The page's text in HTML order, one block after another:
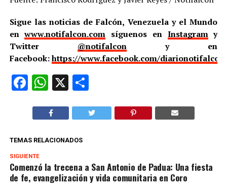
Sigue las noticias de Falcón, Venezuela y el Mundo
enwww.notifalcon.com síguenos en Instagramy
Twitter @notifalcony en
Facebook:https://www.facebook.com/
Facebook
WhatsApp
X Compartir
TEMAS RELACIONADOS
SIGUIENTE
Comenzó la trecena a San Antonio de Padua: Una fiesta
de fe, evangelización y vida comunitaria en Coro